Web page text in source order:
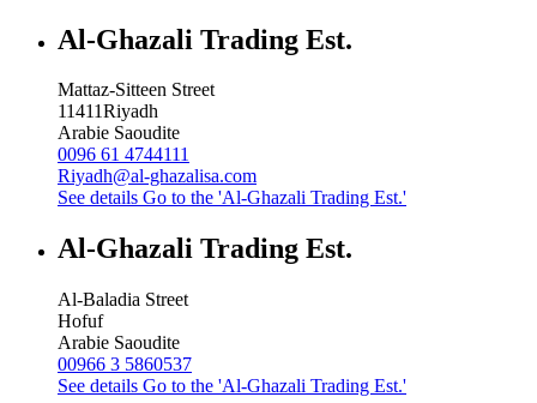
Al-Ghazali Trading Est.
Mattaz-Sitteen Street
11411Riyadh
Arabie Saoudite
0096 61 4744111
Riyadh@al-ghazalisa.com
See details Go to the 'Al-Ghazali Trading Est.'
Al-Ghazali Trading Est.
Al-Baladia Street
Hofuf
Arabie Saoudite
00966 3 5860537
See details Go to the 'Al-Ghazali Trading Est.'